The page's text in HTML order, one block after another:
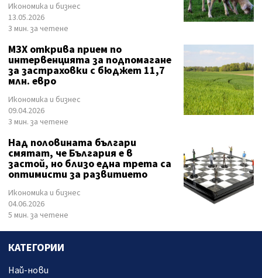
Икономика и бизнес
13.05.2026
3 мин. за четене
МЗХ открива прием по
интервенцията за подпомагане
за застраховки с бюджет 11,7
млн. евро
Икономика и бизнес
09.04.2026
3 мин. за четене
Над половината българи
смятат, че България е в
застой, но близо една трета са
оптимисти за развитието
Икономика и бизнес
04.06.2026
5 мин. за четене
КАТЕГОРИИ
Най-нови